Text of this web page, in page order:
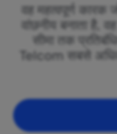
वह महत्वपूर्ण कारक
वांछनीय बनाता है,
सीमा तक
Telcom सबसे